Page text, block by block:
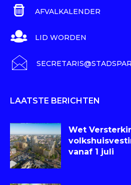
AFVALKALENDER
LID WORDEN
LAATSTE BERICHTEN
Wet
vanaf 1 juli